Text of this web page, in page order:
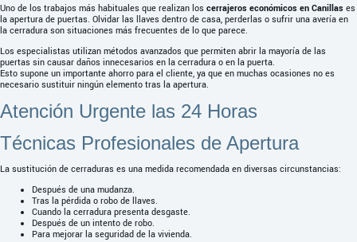
Uno de los trabajos más habituales que realizan los cerrajeros económicos en Canillas es
la apertura de puertas. Olvidar las llaves dentro de casa, perderlas o sufrir una avería en
la cerradura son situaciones más frecuentes de lo que parece.
Los especialistas utilizan métodos avanzados que permiten abrir la mayoría de las
puertas sin causar daños innecesarios en la cerradura o en la puerta.
Esto supone un importante ahorro para el cliente, ya que en muchas ocasiones no es
necesario sustituir ningún elemento tras la apertura.
Atención Urgente las 24 Horas
Técnicas Profesionales de Apertura
La sustitución de cerraduras es una medida recomendada en diversas circunstancias:
Después de una mudanza.
Tras la pérdida o robo de llaves.
Cuando la cerradura presenta desgaste.
Después de un intento de robo.
Para mejorar la seguridad de la vivienda.